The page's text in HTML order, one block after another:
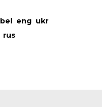
bel eng ukr
rus